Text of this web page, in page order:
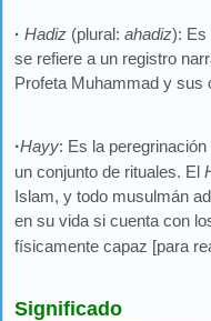
· Hadiz (plural: ahadiz): Es
se refiere a un registro
Profeta Muhammad y sus
·Hayy: Es la
un conjunto de rituales. El
Islam, y todo musulmán
en su vida si cuenta con
físicamente capaz [para
Significado